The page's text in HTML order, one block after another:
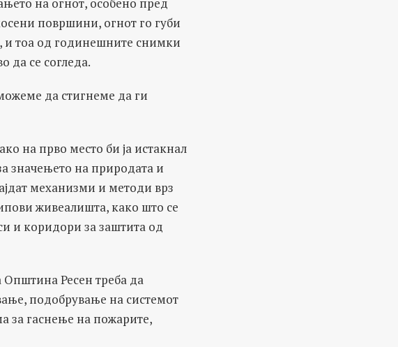
површини, огнот го губи
и тоа од годинешните снимки
да се согледа.
да стигнеме да ги
на прво место би ја истакнал
значењето на природата и
механизми и методи врз
живеалишта, како што се
и коридори за заштита од
Општина Ресен треба да
подобрување на системот
за гаснење на пожарите,